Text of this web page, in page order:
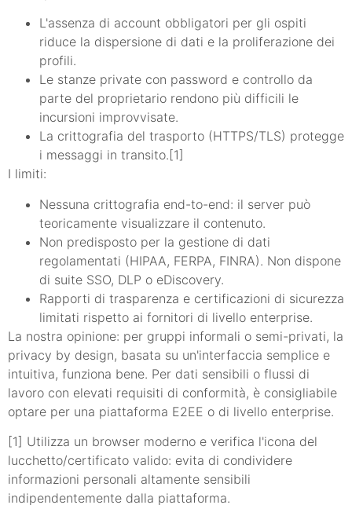
L'assenza di account obbligatori per gli ospiti
riduce la dispersione di dati e la proliferazione dei
profili.
Le stanze private con password e controllo da
parte del proprietario rendono più difficili le
incursioni improvvisate.
La crittografia del trasporto (HTTPS/TLS) protegge
i messaggi in transito.[1]
I limiti:
Nessuna crittografia end-to-end: il server può
teoricamente visualizzare il contenuto.
Non predisposto per la gestione di dati
regolamentati (HIPAA, FERPA, FINRA). Non dispone
di suite SSO, DLP o eDiscovery.
Rapporti di trasparenza e certificazioni di sicurezza
limitati rispetto ai fornitori di livello enterprise.
La nostra opinione: per gruppi informali o semi-privati, la
privacy by design, basata su un'interfaccia semplice e
intuitiva, funziona bene. Per dati sensibili o flussi di
lavoro con elevati requisiti di conformità, è consigliabile
optare per una piattaforma E2EE o di livello enterprise.
[1] Utilizza un browser moderno e verifica l'icona del
lucchetto/certificato valido: evita di condividere
informazioni personali altamente sensibili
indipendentemente dalla piattaforma.